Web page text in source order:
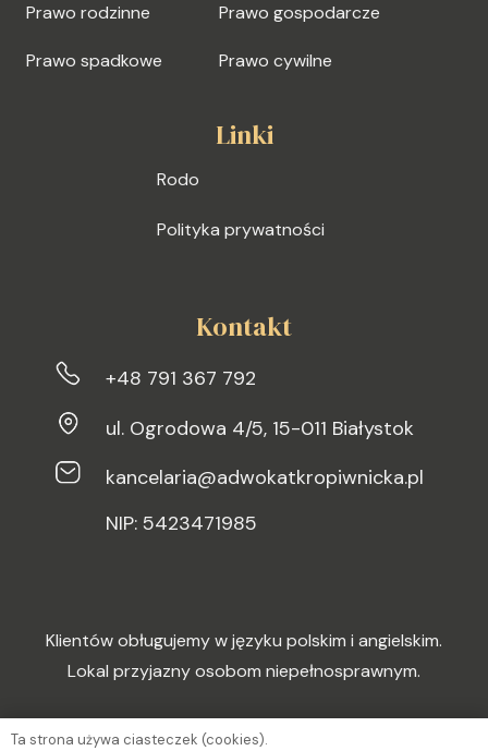
Prawo rodzinne
Prawo spadkowe
Prawo gospodarcze
Prawo cywilne
Linki
Rodo
Polityka prywatności
Kontakt
+48 791 367 792
ul. Ogrodowa 4/5, 15-011 Białystok
kancelaria@adwokatkropiwnicka.pl
NIP: 5423471985
Klientów obługujemy w języku polskim i angielskim.
Lokal przyjazny osobom niepełnosprawnym.
Ta strona używa ciasteczek (cookies).